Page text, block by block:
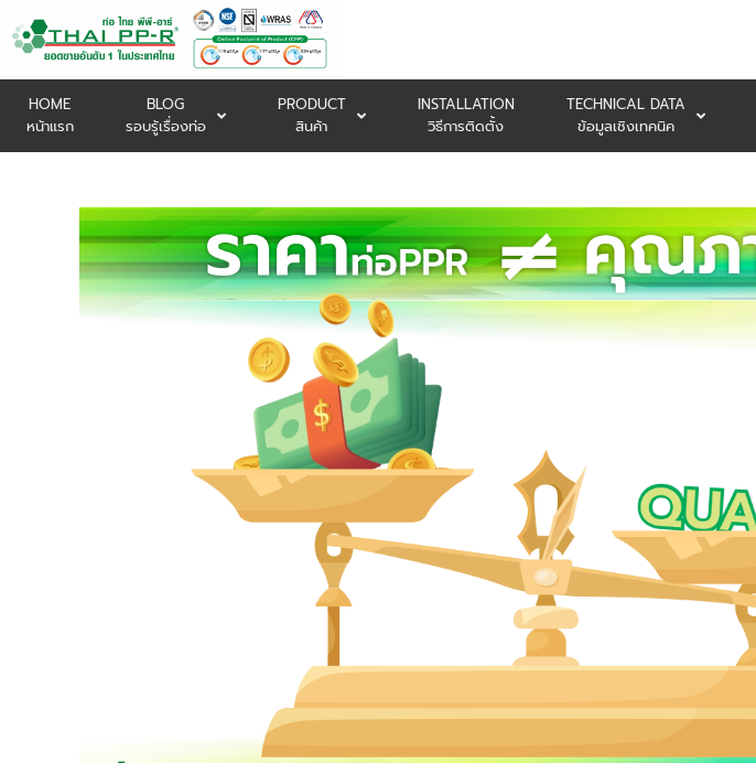
HOME
หน้าแรก
BLOG
รอบรู้เรื่องท่อ
PRODUCT
สินค้า
INSTALLATION
วิธีการติดตั้ง
TECHNICAL DATA
ข้อมูลเชิงเทคนิค